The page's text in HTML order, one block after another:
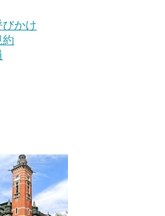
びかけ
約